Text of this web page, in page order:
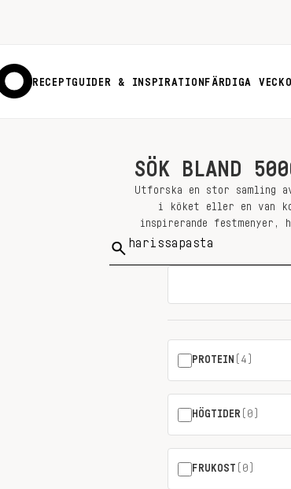
RECEPTGUIDER & INSPIRATION FÄRDIGA
SÖK BLAND
Utforska en stor samling
i köket eller en van
inspirerande
Sök
PROTEIN (4)
HÖGTIDER(0)
FRUKOST (0)